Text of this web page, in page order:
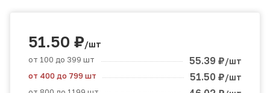
51.50 ₽/шт
от 100 до 399 шт 55.39 ₽/шт
от 400 до 799 шт 51.50 ₽/шт